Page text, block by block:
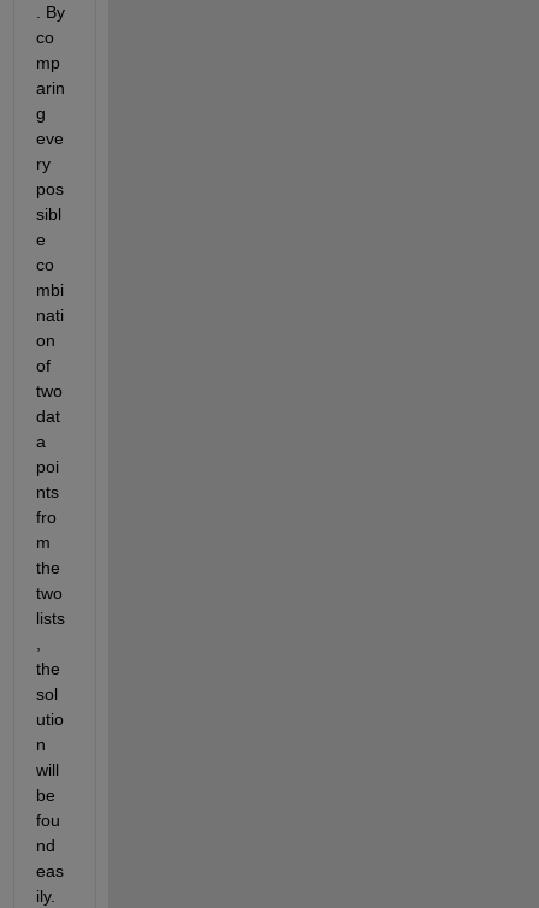
. By
co
mp
arin
g
eve
ry
pos
sibl
e
co
mbi
nati
on
of
two
dat
a
poi
nts
fro
m
the
two
lists
the
sol
utio
n
will
be
fou
nd
eas
ily.